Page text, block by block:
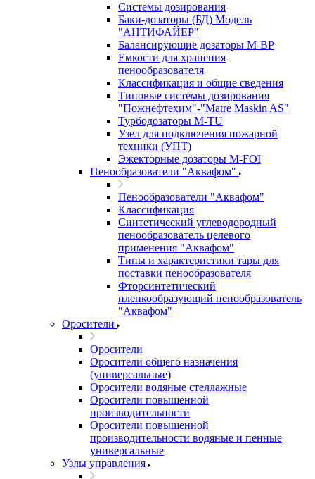
Системы дозирования
Баки-дозаторы (БД) Модель
"АНТИФАЙЕР"
Балансирующие дозаторы M-BP
Емкости для хранения
пенообразователя
Классификация и общие сведения
Типовые системы дозирования
"Пожнефтехим"-"Matre Maskin AS"
Турбодозаторы M-TU
Узел для подключения пожарной
техники (УПТ)
Эжекторные дозаторы М-FOI
Пенообразователи "Аквафом"
Пенообразователи "Аквафом"
Классификация
Синтетический углеводородный
пенообразователь целевого
применения "Аквафом"
Типы и характеристики тары для
поставки пенообразователя
Фторсинтетический
пленкообразующий пенообразователь
"Аквафом"
Оросители
Оросители
Оросители oбщего назначения
(универсальные)
Оросители водяные стеллажные
Оросители повышенной
производительности
Оросители повышенной
производительности водяные и пенные
универсальные
Узлы управления